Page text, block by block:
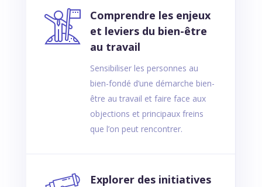
Comprendre les enjeux
et leviers du bien-être
au travail
Sensibiliser les personnes au
bien-fondé d’une démarche bien-
être au travail et faire face aux
objections et principaux freins
que l’on peut rencontrer.
Explorer des initiatives